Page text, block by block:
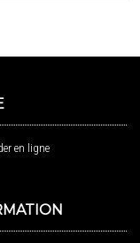
en ligne